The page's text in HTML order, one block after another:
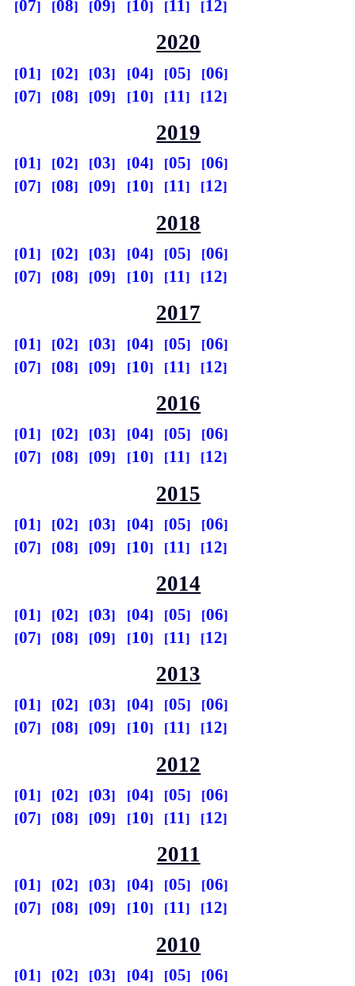
07 08 09 10 11 12
2020
01 02 03 04 05
06
07
08 09 10 11 12
2019
01 02 03 04 05
06
07
08 09 10 11 12
2018
01 02 03 04 05
06
07
08 09 10 11 12
2017
01 02 03 04 05
06
07
08 09 10 11 12
2016
01 02 03 04 05
06
07
08 09 10 11 12
2015
01 02 03 04 05
06
07
08 09 10 11 12
2014
01 02 03 04 05
06
07
08 09 10 11 12
2013
01 02 03 04 05
06
07
08 09 10 11 12
2012
01 02 03 04 05
06
07
08 09 10 11 12
2011
01 02 03 04 05
06
07
08 09 10 11 12
2010
01 02 03 04 05
06